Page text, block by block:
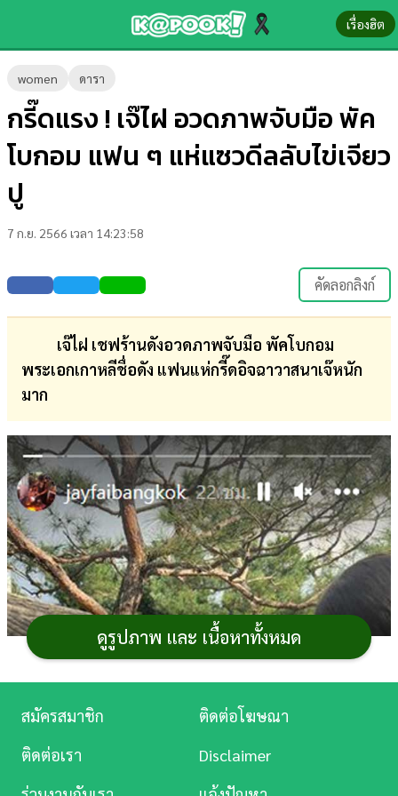
เรื่องฮิต
women ดารา
กรี๊ดแรง ! เจ๊ไฝ อวดภาพจับมือ พัค
โบกอม แฟน ๆ แห่แซวดีลลับไข่เจียว
ปู
7 ก.ย. 2566 เวลา 14:23:58
คัดลอกลิงก์
เจ๊ไฝ เชฟร้านดังอวดภาพจับมือ พัคโบกอม
พระเอกเกาหลีชื่อดัง แฟนแห่กรี๊ดอิจฉาวาสนาเจ๊หนัก
มาก
ดูรูปภาพ และ เนื้อหาทั้งหมด
ข่าว-
ความ
รู้
บันเทิง
ตรวจ
หวย
บอล
สด
เงิน
การ
ศึกษา
บันเทิง
ดู
หนัง
สมัครสมาชิก
ติดต่อโฆษณา
ติดต่อเรา
Disclaimer